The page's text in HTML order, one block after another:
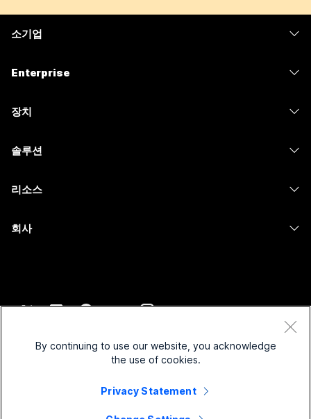
소기업
Enterprise
보안
장치
솔루션
스타트업
하이브리드 작업
리소스
포용성
회사
영업팀에 문의
Webex 사고적 리더십
Webex Merch 스토어
경력
개인 정보 보호 정책
By continuing to use our website, you acknowledge
the use of cookies.
Privacy Statement